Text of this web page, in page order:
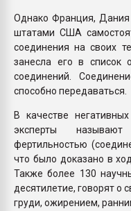
Однако Франция, Дания
штатами США
соединения на своих
занесла его в список
соединений.
способно передаваться.
В качестве
эксперты
фертильностью
что было доказано в
Также более 130
десятилетие, говорят о
груди, ожирением,